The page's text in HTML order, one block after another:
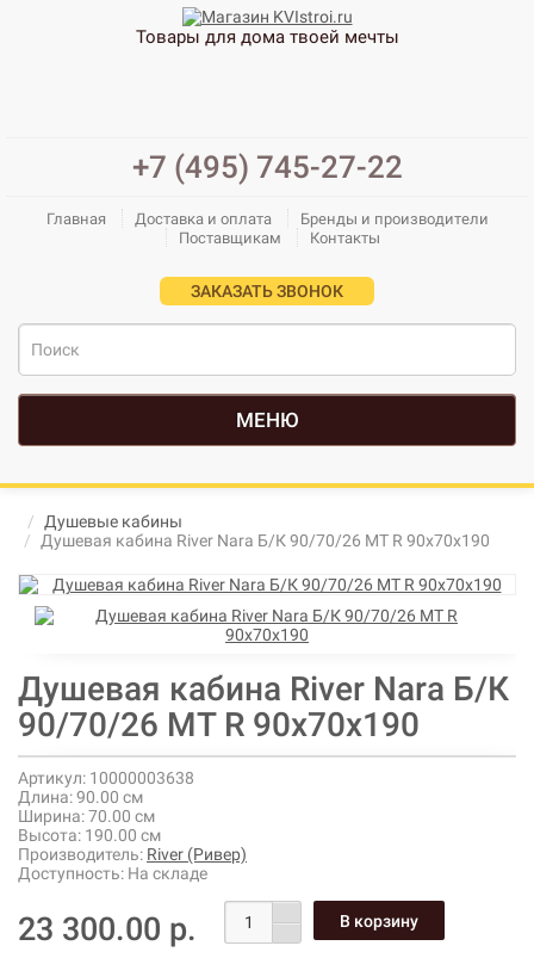
Товары для дома твоей мечты
+7 (495) 745-27-22
Главная Доставка и оплата
Бренды и производители
Поставщикам
Контакты
ЗАКАЗАТЬ ЗВОНОК
МЕНЮ
Душевые кабины
Душевая кабина River Nara Б/К 90/70/26 МТ R 90х70х190
Душевая кабина River Nara Б/К
90/70/26 МТ R 90х70х190
Артикул: 10000003638
Длина:90.00 см
Ширина:70.00 см
Высота: 190.00 см
Производитель: River (Ривер)
Доступность: На складе
23 300.00 р.